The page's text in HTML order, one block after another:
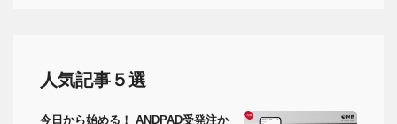
人気記事５選
今日から始める！ ANDPAD受発注か